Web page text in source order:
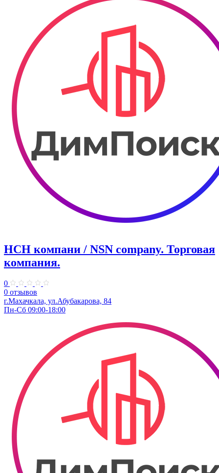
НСН компани / NSN company. ​Торговая
компания.
0
0 отзывов
г.Махачкала, ул.Абубакарова, 84
Пн-Сб 09:00-18:00